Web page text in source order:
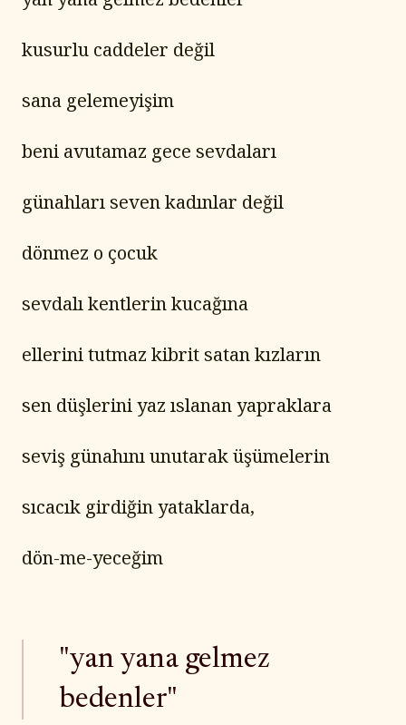
kusurlu caddeler değil
sana gelemeyişim
beni avutamaz gece sevdaları
günahları seven kadınlar değil
dönmez o çocuk
sevdalı kentlerin kucağına
ellerini tutmaz kibrit satan kızların
sen düşlerini yaz ıslanan yapraklara
seviş günahını unutarak üşümelerin
sıcacık girdiğin yataklarda,
dön-me-yeceğim
"yan yana gelmez
bedenler"